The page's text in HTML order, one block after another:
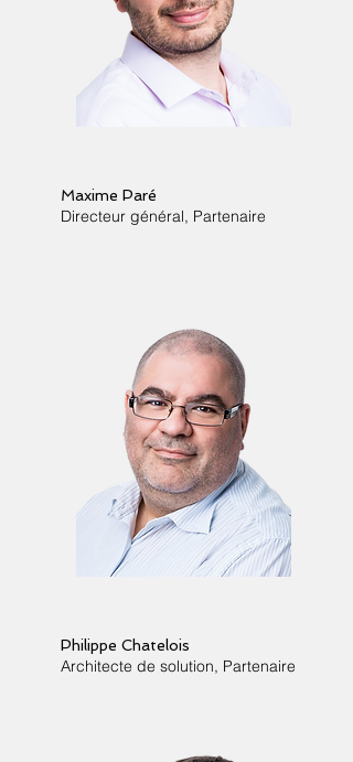
Maxime Paré
Directeur général, Partenaire
Philippe Chatelois
Architecte de solution, Partenaire